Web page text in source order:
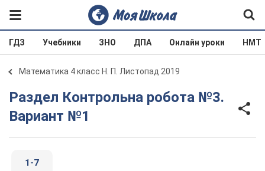
ГДЗ Учебники ЗНО ДПА Онлайн уроки НМТ
Математика 4 класс Н. П. Листопад 2019
Раздел Контрольна робота №3.
Вариант №1
1-7